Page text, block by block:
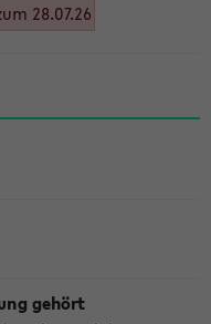
28.07.26